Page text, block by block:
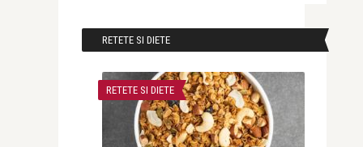
RETETE SI DIETE
RETETE SI DIETE